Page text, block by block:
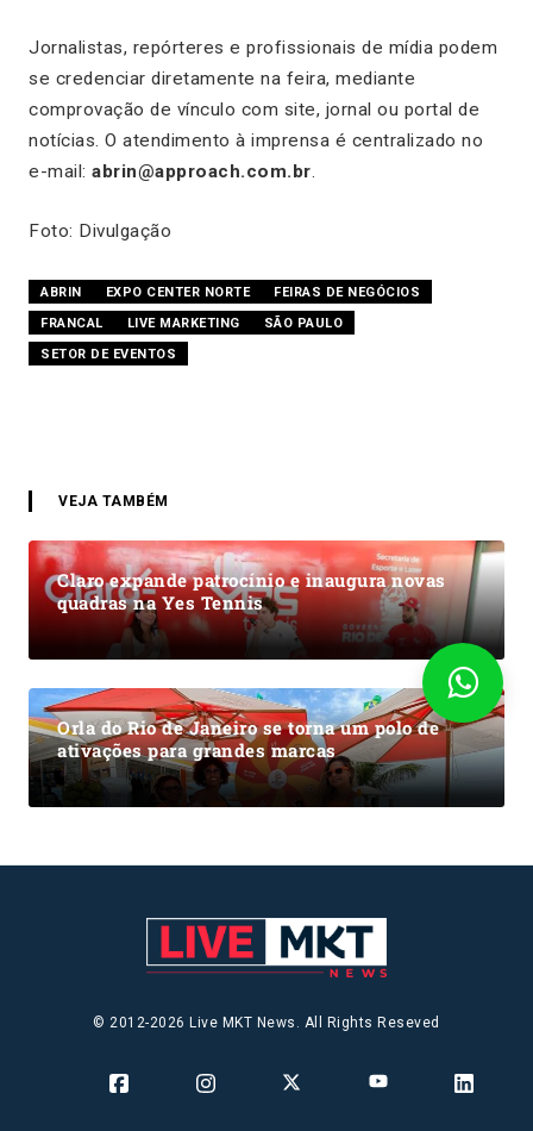
Jornalistas, repórteres e profissionais de mídia podem
se credenciar diretamente na feira, mediante
comprovação de vínculo com site, jornal ou portal de
notícias. O atendimento à imprensa é centralizado no
e-mail: abrin@approach.com.br.
Foto: Divulgação
ABRIN EXPO CENTER NORTE
FEIRAS DE NEGÓCIOS
FRANCAL
LIVE MARKETING
SÃO PAULO
SETOR DE EVENTOS
VEJA TAMBÉM
Claro expande patrocínio e inaugura novas
quadras na Yes Tennis
Orla do Rio de Janeiro se torna um polo de
ativações para grandes marcas
© 2012-2026 Live MKT News. All Rights Reseved